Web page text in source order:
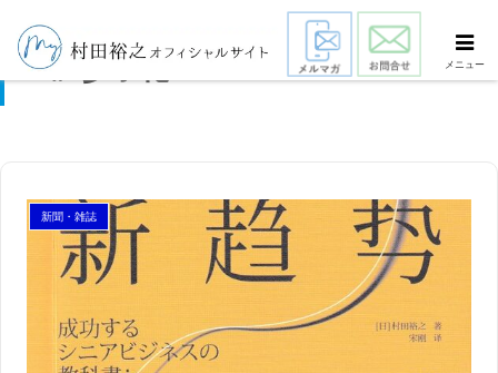
少子化
新聞・雑誌
メニュー